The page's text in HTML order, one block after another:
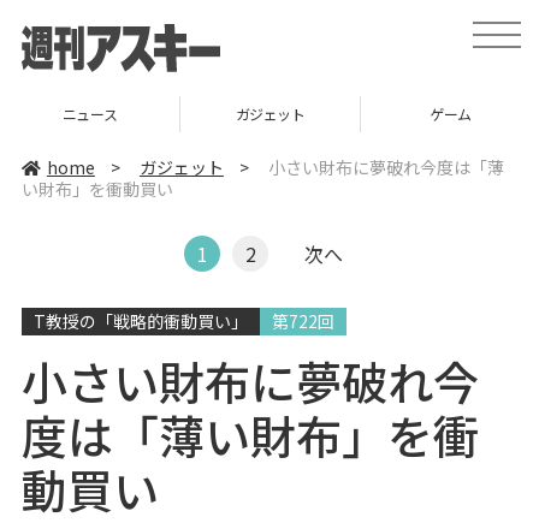
t
o
a
v
ニュース ガジェット ゲーム
home > ガジェット >
小さい財布に夢破れ今度は「薄
い財布」を衝動買い
1 2 次へ
T教授の「戦略的衝動買い」 第722回
小さい財布に夢破れ今
度は「薄い財布」を衝
動買い